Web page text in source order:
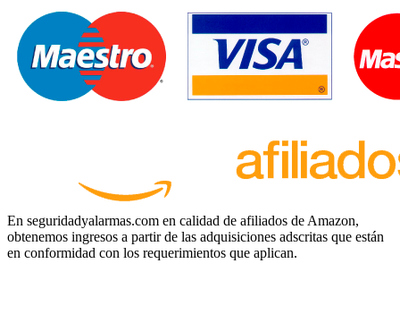
En seguridadyalarmas.com en calidad de afiliados de Amazon,
obtenemos ingresos a partir de las adquisiciones adscritas que están
en conformidad con los requerimientos que aplican.